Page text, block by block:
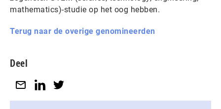
mathematics)-studie op het oog hebben.
Terug naar de overige genomineerden
Deel